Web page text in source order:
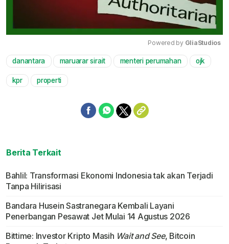
Mute
Powered by GliaStudios
danantara maruarar sirait menteri perumahan ojk
kpr properti
Berita Terkait
Bahlil: Transformasi Ekonomi Indonesia tak akan Terjadi
Tanpa Hilirisasi
Bandara Husein Sastranegara Kembali Layani
Penerbangan Pesawat Jet Mulai 14 Agustus 2026
Bittime: Investor Kripto Masih Wait and See, Bitcoin